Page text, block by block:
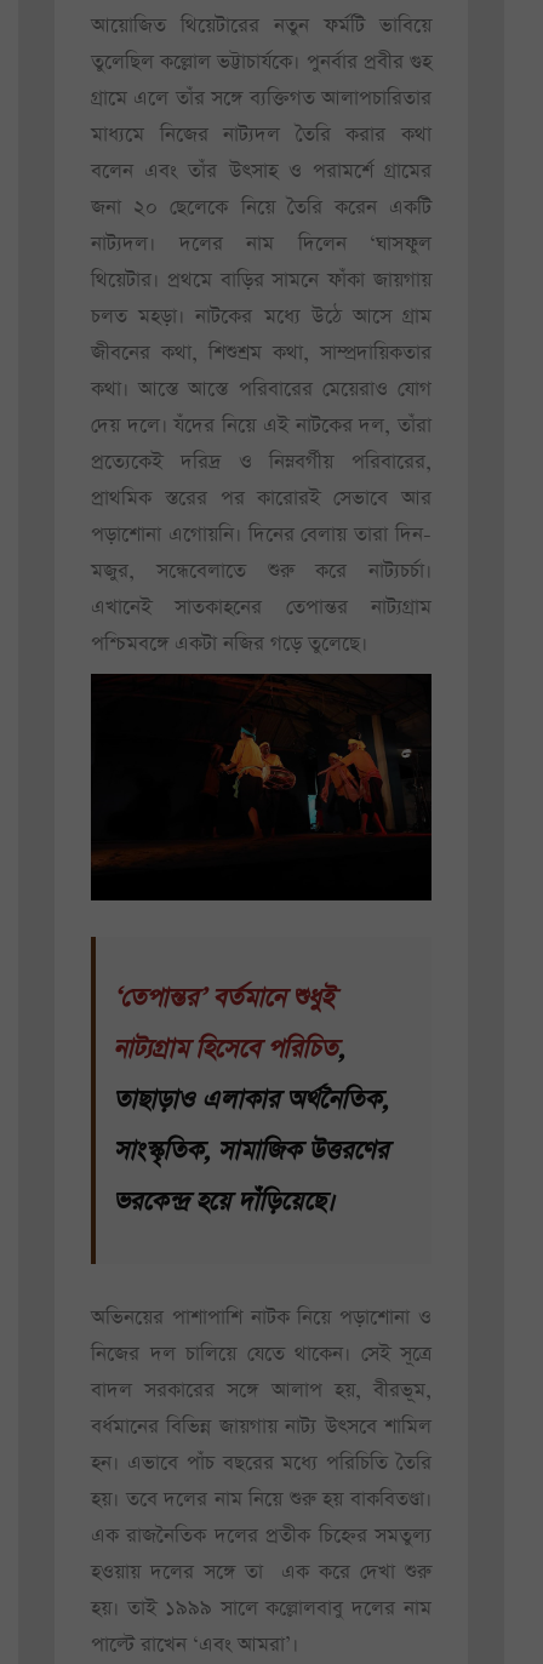
আয়োজিত থিয়েটারের নতুন ফর্মটি ভাবিয়ে
তুলেছিল কল্লোল ভট্টাচার্যকে। পুনর্বার প্রবীর গুহ
গ্রামে এলে তাঁর সঙ্গে ব্যক্তিগত আলাপচারিতার
মাধ্যমে নিজের নাট্যদল তৈরি করার কথা
বলেন এবং তাঁর উৎসাহ ও পরামর্শে গ্রামের
জনা ২০ ছেলেকে নিয়ে তৈরি করেন একটি
নাট্যদল। দলের নাম দিলেন ‘ঘাসফুল
থিয়েটার। প্রথমে বাড়ির সামনে ফাঁকা জায়গায়
চলত মহড়া। নাটকের মধ্যে উঠে আসে গ্রাম
জীবনের কথা, শিশুশ্রম কথা, সাম্প্রদায়িকতার
কথা। আস্তে আস্তে পরিবারের মেয়েরাও যোগ
দেয় দলে। যঁদের নিয়ে এই নাটকের দল, তাঁরা
প্রত্যেকেই দরিদ্র ও নিম্নবর্গীয় পরিবারের,
প্রাথমিক স্তরের পর কারোরই সেভাবে আর
পড়াশোনা এগোয়নি। দিনের বেলায় তারা দিন-
মজুর, সন্ধেবেলাতে শুরু করে নাট্যচর্চা।
এখানেই সাতকাহনের তেপান্তর নাট্যগ্রাম
পশ্চিমবঙ্গে একটা নজির গড়ে তুলেছে।
‘তেপান্তর’ বর্তমানে শুধুই
নাট্যগ্রাম হিসেবে পরিচিত,
তাছাড়াও এলাকার অর্থনৈতিক,
সাংস্কৃতিক, সামাজিক উত্তরণের
ভরকেন্দ্র হয়ে দাঁড়িয়েছে।
অভিনয়ের পাশাপাশি নাটক নিয়ে পড়াশোনা ও
নিজের দল চালিয়ে যেতে থাকেন। সেই সূত্রে
বাদল সরকারের সঙ্গে আলাপ হয়, বীরভূম,
বর্ধমানের বিভিন্ন জায়গায় নাট্য উৎসবে শামিল
হন। এভাবে পাঁচ বছরের মধ্যে পরিচিতি তৈরি
হয়। তবে দলের নাম নিয়ে শুরু হয় বাকবিতণ্ডা।
এক রাজনৈতিক দলের প্রতীক চিহ্নের সমতুল্য
হওয়ায় দলের সঙ্গে তা এক করে দেখা শুরু
হয়। তাই ১৯৯৯ সালে কল্লোলবাবু দলের নাম
পাল্টে রাখেন ‘এবং আমরা’।